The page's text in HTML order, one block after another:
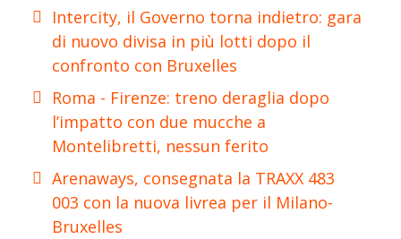
Intercity, il Governo torna indietro: gara
di nuovo divisa in più lotti dopo il
confronto con Bruxelles
Roma - Firenze: treno deraglia dopo
l’impatto con due mucche a
Montelibretti, nessun ferito
Arenaways, consegnata la TRAXX 483
003 con la nuova livrea per il Milano-
Bruxelles